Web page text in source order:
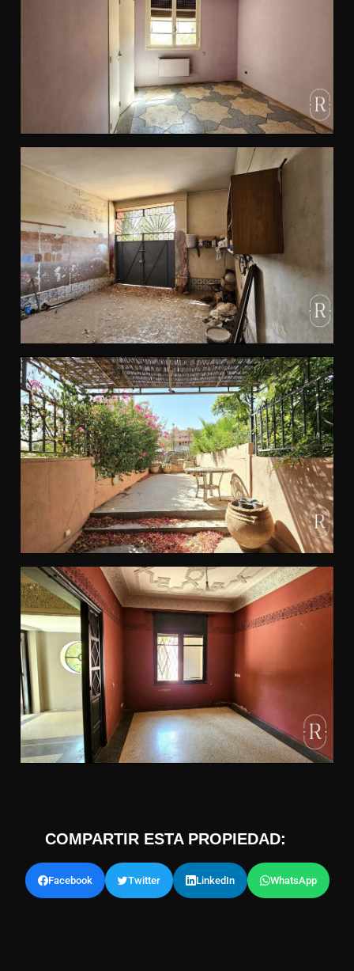
COMPARTIR ESTA PROPIEDAD:
Facebook Twitter LinkedIn WhatsApp